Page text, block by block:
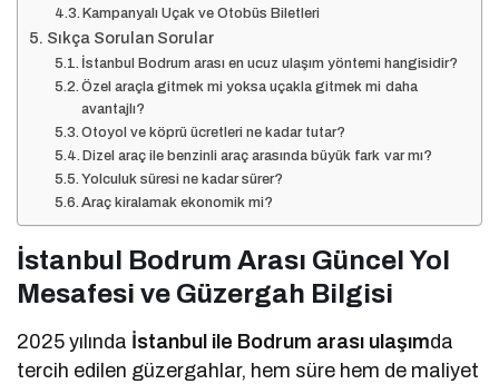
Kampanyalı Uçak ve Otobüs Biletleri
Sıkça Sorulan Sorular
İstanbul Bodrum arası en ucuz ulaşım yöntemi hangisidir?
Özel araçla gitmek mi yoksa uçakla gitmek mi daha
avantajlı?
Otoyol ve köprü ücretleri ne kadar tutar?
Dizel araç ile benzinli araç arasında büyük fark var mı?
Yolculuk süresi ne kadar sürer?
Araç kiralamak ekonomik mi?
İstanbul Bodrum Arası Güncel Yol
Mesafesi ve Güzergah Bilgisi
2025 yılında İstanbul ile Bodrum arası ulaşımda
tercih edilen güzergahlar, hem süre hem de maliyet